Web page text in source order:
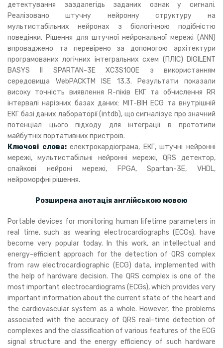
детектування заздалегідь заданих ознак у сигналі.
Реалізовано штучну нейронну структуру на
мультистабільних нейронах з біологічною подібністю
поведінки. Рішення для штучної нейрональної мережі (ANN)
впроваджено та перевірено за допомогою архітектури
програмованих логічних інтегральних схем (ПЛІС) DIGILENT
BASYS II SPARTAN-3E XC3S100E з використанням
середовища WebPACKTM ISE 13.3. Результати показали
високу точність виявлення R-піків ЕКГ та обчислення RR
інтервалі нарізних базах даних: MIT-BIH ECG та внутрішній
ЕКГ базі даних лабораторії (intdb), що сигналізує про значний
потенціал цього підходу для інтеграції в прототипи
майбутніх портативних пристроїв.
Ключові слова:електрокардіограма, ЕКГ, штучні нейронні
мережі, мультистабільні нейронні мережі, QRS детектор,
спайкові нейроні мережі, FPGA, Spartan-3E, VHDL,
нейроморфні рішення.
Розширена анотація англійською мовою
Portable devices for monitoring human lifetime parameters in
real time, such as wearing electrocardiographs (ECGs), have
become very popular today. In this work, an intellectual and
energy-efficient approach for the detection of QRS complex
from raw electrocardiographic (ECG) data, implemented with
the help of hardware decision. The QRS complex is one of the
most important electrocardiograms (ECGs), which provides very
important information about the current state of the heart and
the cardiovascular system as a whole. However, the problems
associated with the accuracy of QRS real-time detection of
complexes and the classification of various features of the ECG
signal structure and the energy efficiency of such hardware